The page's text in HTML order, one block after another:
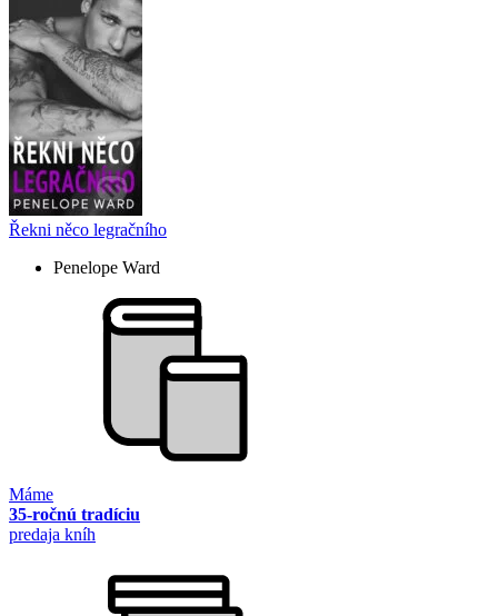
Řekni něco legračního
Penelope Ward
Máme
35-ročnú tradíciu
predaja kníh